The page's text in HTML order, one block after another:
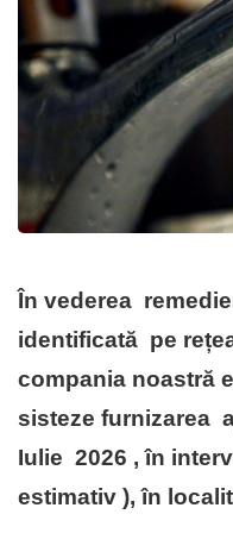
În vederea
identificată pe
compania noastră
sisteze furnizarea
Iulie 2026 , în
estimativ ), în